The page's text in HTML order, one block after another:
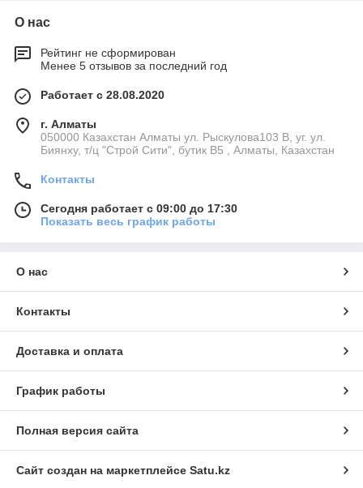
О нас
Рейтинг не сформирован
Менее 5 отзывов за последний год
Работает с 28.08.2020
г. Алматы
050000 Казахстан Алматы ул. Рыскулова103 В, уг. ул.
Биянху, т/ц "Строй Сити", бутик В5 , Алматы, Казахстан
Контакты
Сегодня работает с 09:00 до 17:30
Показать весь график работы
О нас
Контакты
Доставка и оплата
График работы
Полная версия сайта
Сайт создан на маркетплейсе Satu.kz